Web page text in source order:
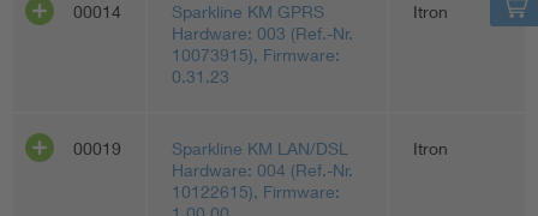
00014
Sparkline KM GPRS
Hardware: 003 (Ref.-Nr.
10073915), Firmware:
0.31.23
Itron
00019
Sparkline KM LAN/DSL
Hardware: 004 (Ref.-Nr.
10122615), Firmware:
Itron